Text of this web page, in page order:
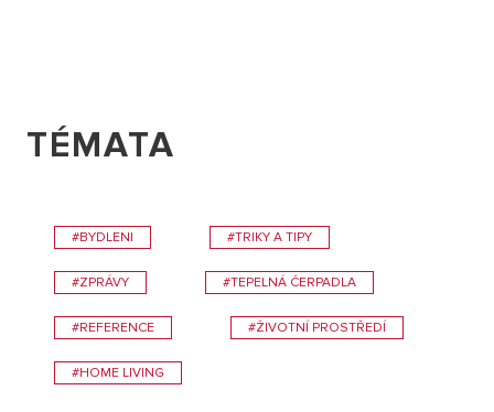
TÉMATA
#BYDLENI #TRIKY A TIPY
#ZPRÁVY #TEPELNÁ ČERPADLA
#REFERENCE #ŽIVOTNÍ PROSTŘEDÍ
#HOME LIVING